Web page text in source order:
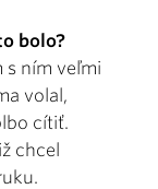
bolo?
s ním veľmi
volal,
cítiť.
chcel